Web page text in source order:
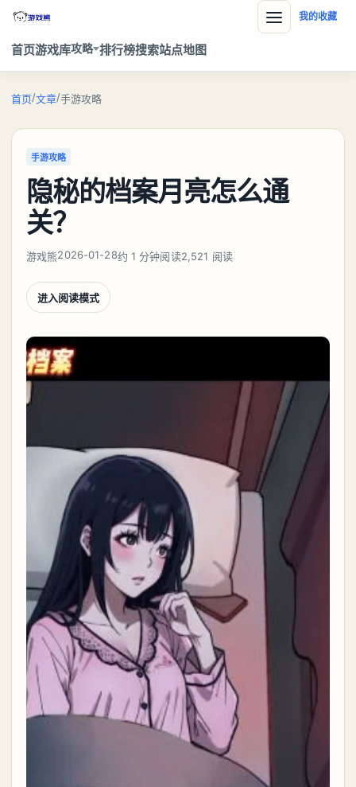
首页游戏库攻略 排行榜搜索站点地图
我的收藏
首页/文章/手游攻略
手游攻略
隐秘的档案月亮怎么通
关？
游戏熊2026-01-28约 1 分钟阅读2,521 阅读
进入阅读模式